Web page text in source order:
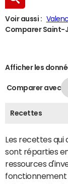
Voir aussi :
Comparer Saint-
Afficher les
Comparer avec
Recettes
Les recettes
sont réparties
ressources
fonctionnement